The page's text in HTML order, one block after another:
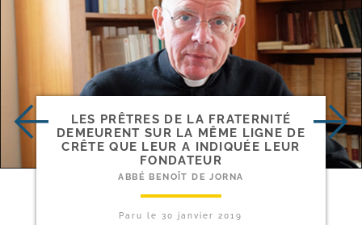
LES PRÊTRES DE LA FRATERNITÉ
DEMEURENT SUR LA MÊME LIGNE DE
CRÊTE QUE LEUR A INDIQUÉE LEUR
FONDATEUR
ABBÉ BENOÎT DE JORNA
Paru le30 janvier 2019